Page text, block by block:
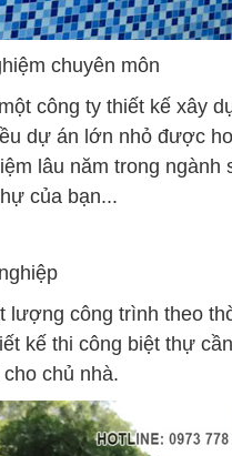
chuyên môn
công ty thiết kế xây
dự án lớn nhỏ được
lâu năm trong
của bạn...
lượng công trình theo
kế thi công biệt thự
chủ nhà.